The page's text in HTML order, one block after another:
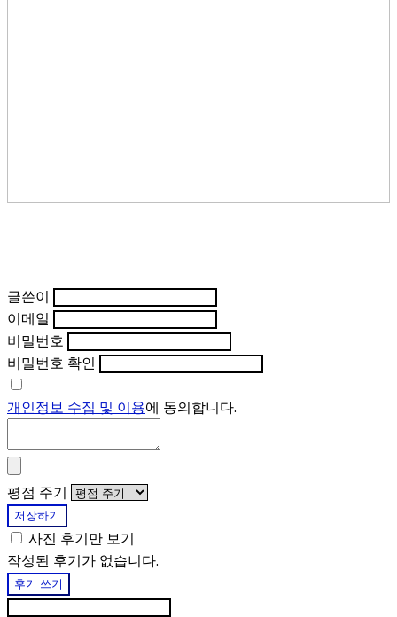
글쓴이
이메일
비밀번호
비밀번호 확인
개인정보 수집 및 이용에 동의합니다.
평점 주기
저장하기
사진 후기만 보기
작성된 후기가 없습니다.
후기 쓰기